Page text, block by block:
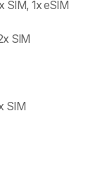
SIM, 1x eSIM
SIM
SIM